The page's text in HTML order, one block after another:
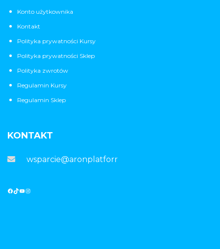
Konto użytkownika
Kontakt
Polityka prywatności Kursy
Polityka prywatności Sklep
Polityka zwrotów
Regulamin Kursy
Regulamin Sklep
KONTAKT
wsparcie@aronplatforma.pl